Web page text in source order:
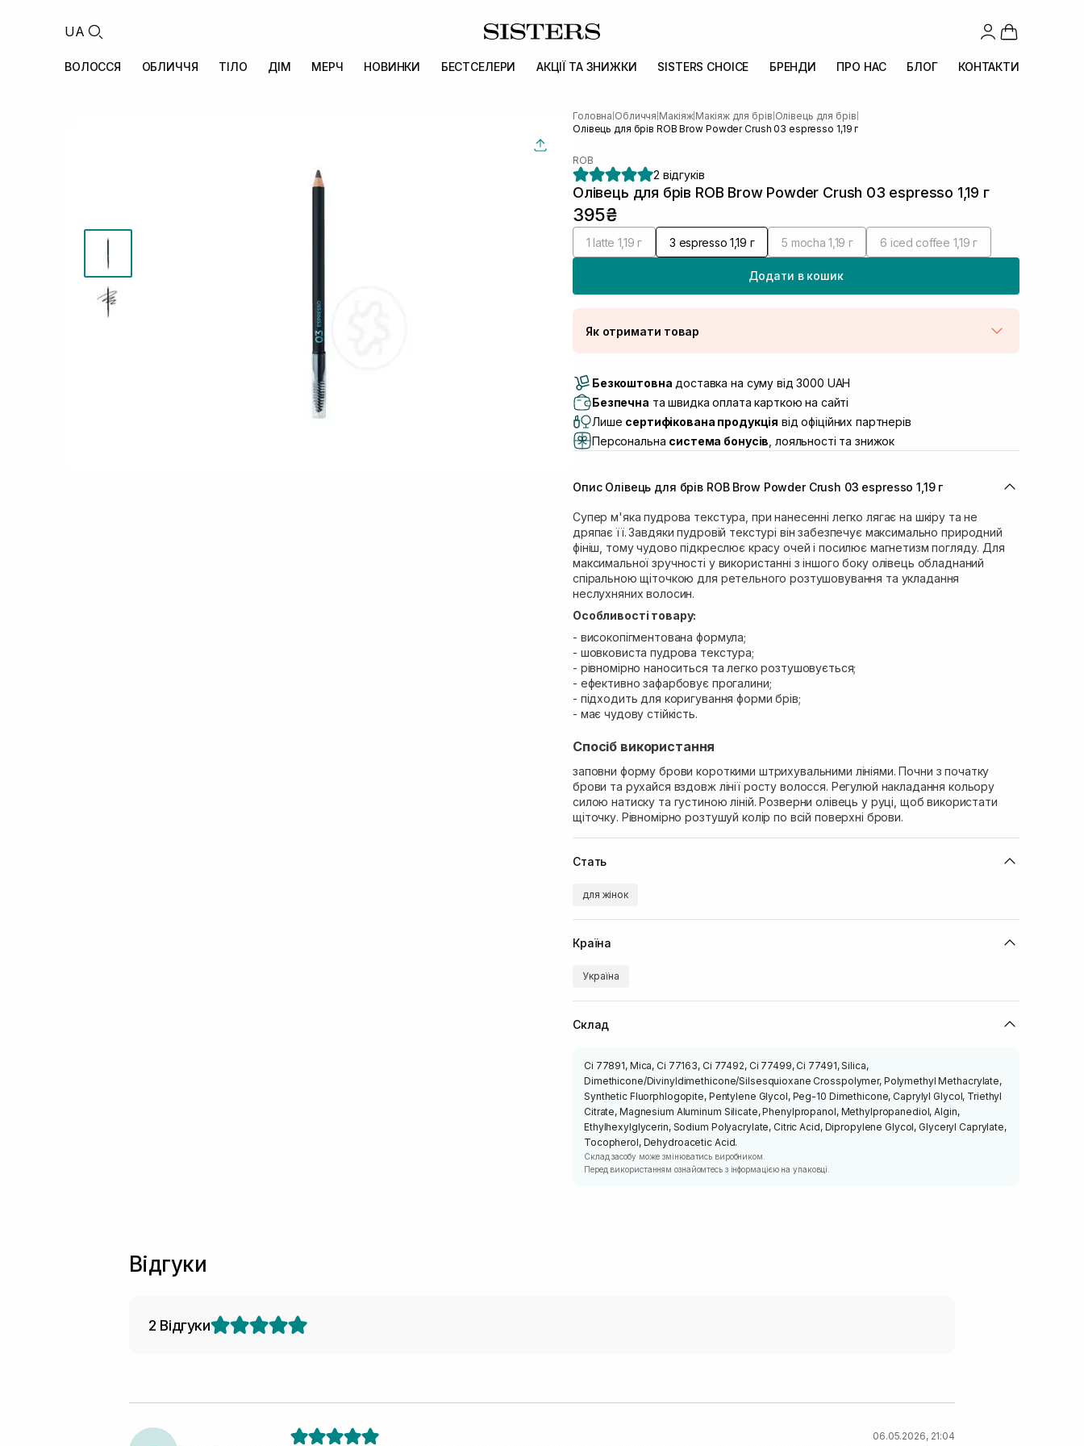
UA
ВОЛОССЯ ОБЛИЧЧЯ ТІЛО ДІМ МЕРЧ НОВИНКИ БЕСТСЕЛЕРИ АКЦІЇ ТА ЗНИЖКИ SISTERS CHOICE БРЕНДИ ПРО НАС БЛОГ КОНТАКТИ
Головна Обличчя Макіяж| Макіяж для брів Олівець для брів
Олівець для брів ROB Brow Powder Crush 03 espresso 1,19 г
ROB
2 відгуків
Олівець для брів ROB Brow Powder Crush 03 espresso 1,19 г
395₴
1 latte 1,19 г 3 espresso 1,19 г 5 mocha 1,19 г 6 iced coffee 1,19 г
Додати в кошик
Як отримати товар
Самовивіз м. Луцьк, вул. Винниченка 4
Самовивіз м. Львів, вул. Академіка Підстригача, 1В (Duck’s
Самовивіз м. Львів, вул. Івана Франка 36
Самовивіз м. Львів, вул. Степана Бандери 45 В наявності
Самовивіз м. Рівне, вул. Кулика і Гудачека 23 (ТЦ Екватор) В наявності
Безкоштовна доставка на суму від 3000 UAH
Безпечна та швидка оплата карткою на сайті
Лише сертифікована продукція від офіційних партнерів
Персональна система бонусів , лояльності та знижок
Опис Олівець для брів ROB Brow Powder Crush 03 espresso 1,19 г
Cупер м'яка пудрова текстура, при нанесенні легко лягає на шкіру та не
дряпає її. Завдяки пудровій текстурі він забезпечує максимально природний
фініш, тому чудово підкреслює красу очей і посилює магнетизм погляду. Для
максимальної зручності у використанні з іншого боку олівець обладнаний
спіральною щіточкою для ретельного розтушовування та укладання
неслухняних волосин.
Особливості товару:
- високопігментована формула;
- шовковиста пудрова текстура;
- рівномірно наноситься та легко розтушовується;
- ефективно зафарбовує прогалини;
- підходить для коригування форми брів;
- має чудову стійкість.
Спосіб використання
заповни форму брови короткими штрихувальними лініями. Почни з початку
брови та рухайся вздовж лінії росту волосся. Регулюй накладання кольору
силою натиску та густиною ліній. Розверни олівець у руці, щоб використати
щіточку. Рівномірно розтушуй колір по всій поверхні брови.
Стать
для жінок
Країна
Україна
Склад
Ci 77891, Mica, Ci 77163, Ci 77492, Ci 77499, Ci 77491, Silica,
Dimethicone/Divinyldimethicone/Silsesquioxane Crosspolymer, Polymethyl Methacrylate,
Synthetic Fluorphlogopite, Pentylene Glycol, Peg-10 Dimethicone, Caprylyl Glycol, Triethyl
Citrate, Magnesium Aluminum Silicate, Phenylpropanol, Methylpropanediol, Algin,
Ethylhexylglycerin, Sodium Polyacrylate, Citric Acid, Dipropylene Glycol, Glyceryl Caprylate,
Tocopherol, Dehydroacetic Acid.
Склад засобу може змінюватись виробником.
Перед використанням ознайомтесь з інформацією на упаковці.
Відгуки
2 Відгуки
06.05.2026, 21:04